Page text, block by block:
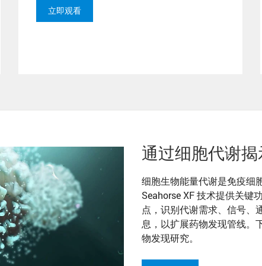
立即观看
通过细胞代谢
细胞生物能量代谢是免疫细
Seahorse XF 技术提供关键
点，识别代谢需求、信号、
息，以扩展药物发现管线。
物发现研究。